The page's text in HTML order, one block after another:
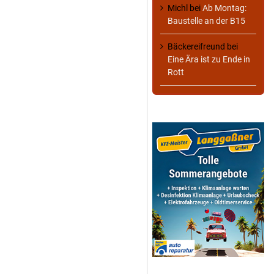
Michl beiAb Montag:
Baustelle an der B15
Bäckereifreund bei
Eine Ära ist zu Ende in
Rott